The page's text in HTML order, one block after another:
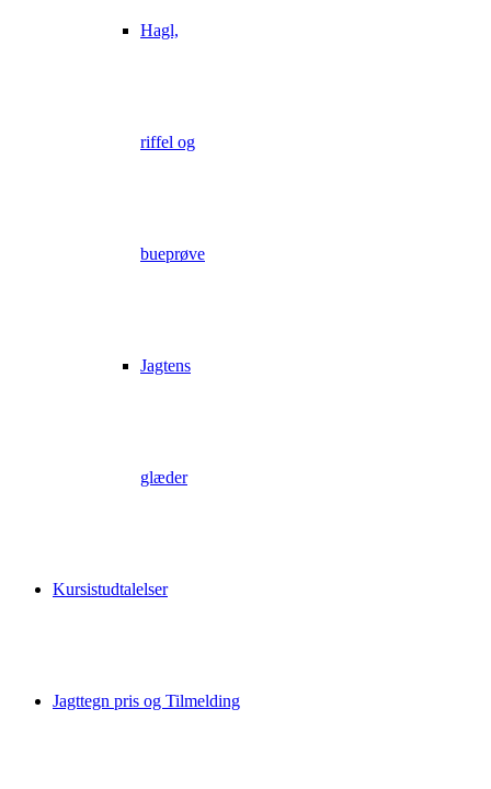
Hagl,
riffel og
bueprøve
Jagtens
glæder
Kursistudtalelser
Jagttegn pris og Tilmelding